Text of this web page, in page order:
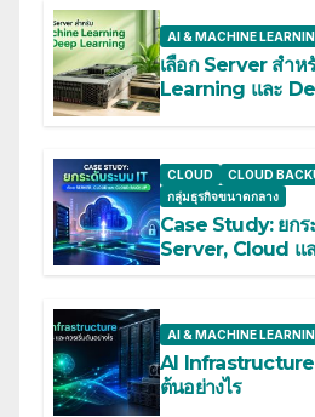
AI & MACHINE
เลือก Server สำ
Learning และ
CLOUD CLOUD
กลุ่มธุรกิจขนาดกลาง
Case Study: ยกร
Server, Cloud แ
AI & MACHINE
AI Infrastructure
ต้นอย่างไร